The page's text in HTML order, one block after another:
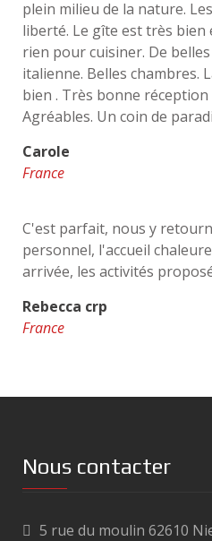
plein milieu de la nature.
liberté. Le gîte est très bien
rien pour cuisiner. De
italienne. Belles chambres.
bien . Très bonne réception
Agréables. Un coin de
Carole
France
C'est parfait, nous y
personnel, l'accueil
arrivée, les activités
Rebecca crp
France
Nous contacter
5 rue du moulin 62610